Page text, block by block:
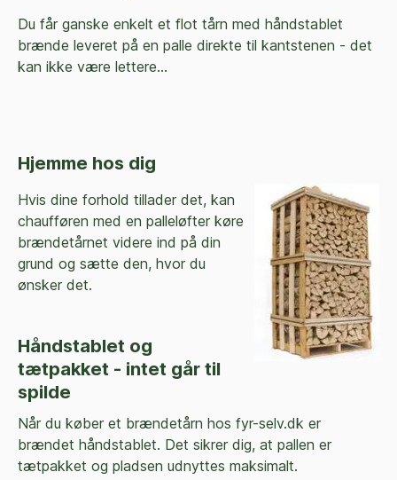
Du får ganske enkelt et flot tårn med håndstablet
brænde leveret på en palle direkte til kantstenen - det
kan ikke være lettere...
Hjemme hos dig
Hvis dine forhold tillader det, kan
chaufføren med en palleløfter køre
brændetårnet videre ind på din
grund og sætte den, hvor du
ønsker det.
Håndstablet og
tætpakket - intet går til
spilde
Når du køber et brændetårn hos fyr-selv.dk er
brændet håndstablet. Det sikrer dig, at pallen er
tætpakket og pladsen udnyttes maksimalt.